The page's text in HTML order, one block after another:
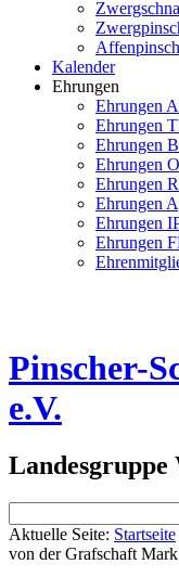
Kalender
Ehrungen
Ehrungen
Ehrungen
Ehrungen
Ehrungen
Ehrungen
Ehrungen
Ehrungen
Ehrungen
Pinscher-
e.V.
Landesgruppe
Aktuelle Seite: Startseite
von der Grafschaft Mark